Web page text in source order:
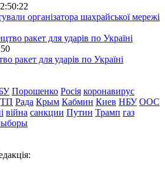
організатора шахрайської мережі
ракет для ударів по Україні
Порошенко Росія коронавирус
Рада Крым Кабмин Киев НБУ ООС
війна санкции Путин Трамп газ